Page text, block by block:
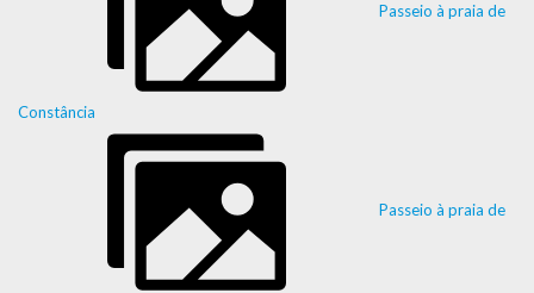
Passeio à praia de
Constância
Passeio à praia de